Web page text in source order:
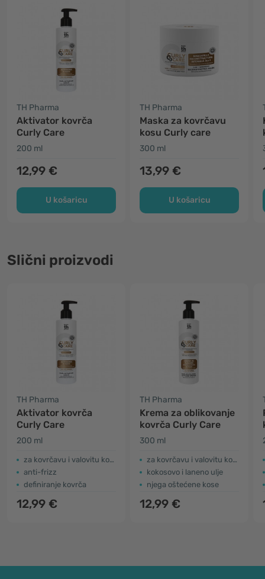
TH Pharma
Aktivator kovrča
Curly Care
200 ml
12,99 €
U košaricu
TH Pharma
Maska za kovrčavu
kosu Curly care
300 ml
13,99 €
U košaricu
Slični proizvodi
TH Pharma
Aktivator kovrča
Curly Care
200 ml
za kovrčavu i valovitu kosu
anti-frizz
definiranje kovrča
12,99 €
TH Pharma
Krema za oblikovanje
kovrča Curly Care
300 ml
za kovrčavu i valovitu kosu
kokosovo i laneno ulje
njega oštećene kose
12,99 €